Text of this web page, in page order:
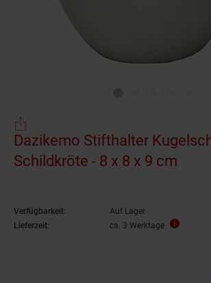
Dazikemo Stifthalter
Schildkröte - 8 x 8 x 9 cm
Verfügbarkeit:
Auf Lager
Lieferzeit:
ca. 3 Werktage